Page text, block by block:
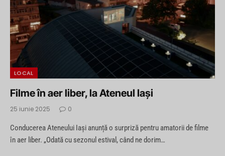
LOCAL
Filme în aer liber, la Ateneul Iași
25 iunie 2025 0
Conducerea Ateneului Iași anunță o surpriză pentru amatorii de filme
în aer liber. „Odată cu sezonul estival, când ne dorim…